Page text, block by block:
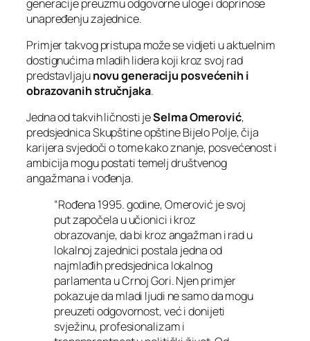
generacije preuzmu odgovorne uloge i doprinose
unapređenju zajednice.
Primjer takvog pristupa može se vidjeti u aktuelnim
dostignućima mladih lidera koji kroz svoj rad
predstavljajunovu generaciju posvećenih i
obrazovanih stručnjaka.
Jedna od takvih ličnosti jeSelma Omerović,
predsjednica Skupštine opštine Bijelo Polje, čija
karijera svjedoči o tome kako znanje, posvećenost i
ambicija mogu postati temelj društvenog
angažmana i vođenja.
“Rođena 1995. godine, Omerović je svoj
put započela u učionici i kroz
obrazovanje, da bi kroz angažman i rad u
lokalnoj zajednici postala jedna od
najmlađih predsjednica lokalnog
parlamenta u Crnoj Gori. Njen primjer
pokazuje da mladi ljudi ne samo da mogu
preuzeti odgovornost, već i donijeti
svježinu, profesionalizam i